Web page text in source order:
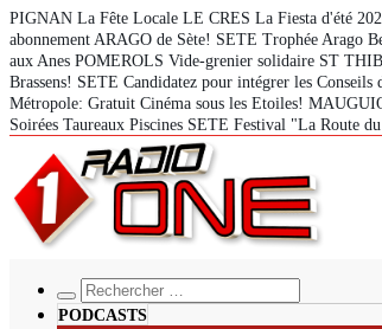
PIGNAN La Fête Locale LE CRES La Fiesta d'été
abonnement ARAGO de Sète! SETE Trophée Arago
aux Anes POMEROLS Vide-grenier solidaire ST
Brassens! SETE Candidatez pour intégrer les Conseils
Métropole: Gratuit Cinéma sous les Etoiles!
Soirées Taureaux Piscines SETE Festival "La Route
PODCASTS